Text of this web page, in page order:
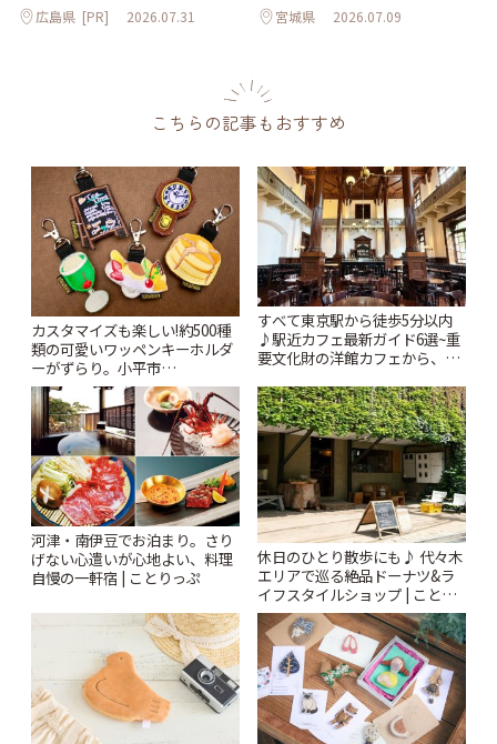
広島県 [PR] 2026.07.31 宮城県 2026.07.09
こちらの記事もおすすめ
カスタマイズも楽しい!約500種
類の可愛いワッペンキーホルダ
ーがずらり。小平市
「Kimamaya T&K」 | ことりっ
ぷ
すべて東京駅から徒歩5分以内
♪駅近カフェ最新ガイド6選~重
要文化財の洋館カフェから、改
りっぷ
河津・南伊豆でお泊まり。さり
げない心遣いが心地よい、料理
自慢の一軒宿 | ことりっぷ
休日のひとり散歩にも♪ 代々木
エリアで巡る絶品ドーナツ&ラ
イフスタイルショップ | ことり
っぷ